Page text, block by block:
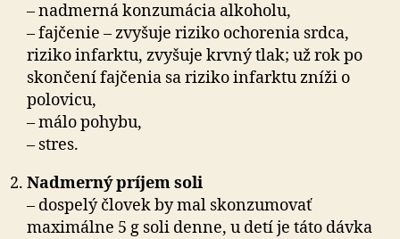
– nadmerná konzumácia alkoholu,
– fajčenie – zvyšuje riziko ochorenia srdca,
riziko infarktu, zvyšuje krvný tlak; už rok po
skončení fajčenia sa riziko infarktu zníži o
polovicu,
– málo pohybu,
– stres.
Nadmerný príjem soli
– dospelý človek by mal skonzumovať
maximálne 5 g soli denne, u detí je táto dávka